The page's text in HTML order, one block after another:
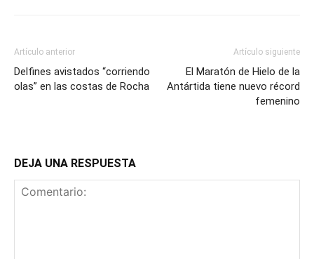
Artículo anterior
Delfines avistados “corriendo
olas” en las costas de Rocha
Artículo siguiente
El Maratón de Hielo de la
Antártida tiene nuevo récord
femenino
DEJA UNA RESPUESTA